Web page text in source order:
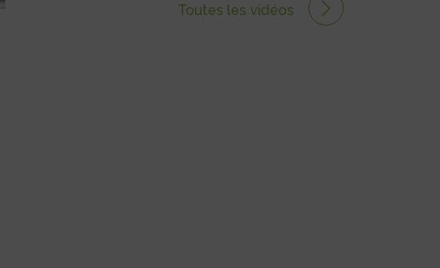
Toutes les vidéos